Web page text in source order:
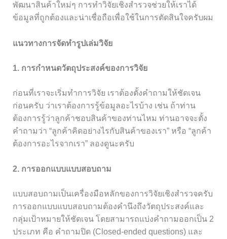
พัฒนาสินค้าใหม่ๆ การทำวิจัยเชิงสำรวจช่วยให้เราได้
ข้อมูลที่ถูกต้องและน่าเชื่อถือเพื่อใช้ในการตัดสินใจครับผม
แนวทางการจัดทำรูปเล่มวิจัย
1. การกำหนดวัตถุประสงค์ของการวิจัย
ก่อนที่เราจะเริ่มทำการวิจัย เราต้องตั้งคำถามให้ชัดเจน
ก่อนครับ ว่าเราต้องการรู้ข้อมูลอะไรบ้าง เช่น ถ้าท่าน
ต้องการรู้ว่าลูกค้าชอบสินค้าของท่านไหม ท่านอาจจะตั้ง
คำถามว่า “ลูกค้าคิดอย่างไรกับสินค้าของเรา” หรือ “ลูกค้า
ต้องการอะไรจากเรา” ลองดูนะครับ
2. การออกแบบแบบสอบถาม
แบบสอบถามเป็นเครื่องมือหลักของการวิจัยเชิงสำรวจครับ
การออกแบบแบบสอบถามต้องคำนึงถึงวัตถุประสงค์และ
กลุ่มเป้าหมายให้ชัดเจน โดยสามารถแบ่งคำถามออกเป็น 2
ประเภท คือ คำถามปิด (Closed-ended questions) และ